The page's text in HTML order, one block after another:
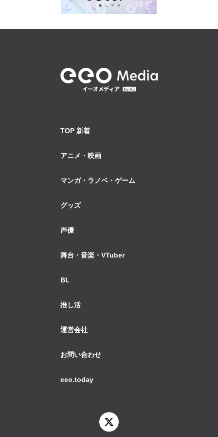
TOP 新着
アニメ・映画
マンガ・ラノベ・ゲーム
グッズ
声優
舞台・音楽・VTuber
BL
推し活
運営会社
お問い合わせ
eeo.today